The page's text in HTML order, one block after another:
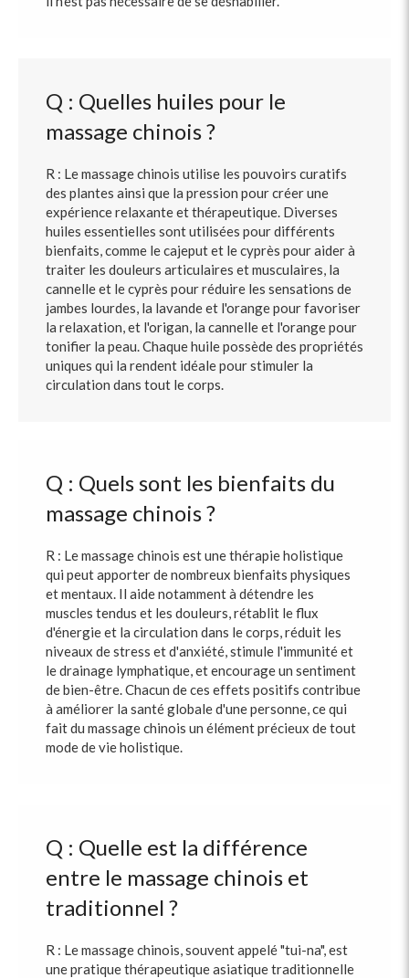
Q : Quelles huiles pour le
massage chinois ?
R : Le massage chinois utilise les pouvoirs curatifs
des plantes ainsi que la pression pour créer une
expérience relaxante et thérapeutique. Diverses
huiles essentielles sont utilisées pour différents
bienfaits, comme le cajeput et le cyprès pour aider à
traiter les douleurs articulaires et musculaires, la
cannelle et le cyprès pour réduire les sensations de
jambes lourdes, la lavande et l'orange pour favoriser
la relaxation, et l'origan, la cannelle et l'orange pour
tonifier la peau. Chaque huile possède des propriétés
uniques qui la rendent idéale pour stimuler la
circulation dans tout le corps.
Q : Quels sont les bienfaits du
massage chinois ?
R : Le massage chinois est une thérapie holistique
qui peut apporter de nombreux bienfaits physiques
et mentaux. Il aide notamment à détendre les
muscles tendus et les douleurs, rétablit le flux
d'énergie et la circulation dans le corps, réduit les
niveaux de stress et d'anxiété, stimule l'immunité et
le drainage lymphatique, et encourage un sentiment
de bien-être. Chacun de ces effets positifs contribue
à améliorer la santé globale d'une personne, ce qui
fait du massage chinois un élément précieux de tout
mode de vie holistique.
Q : Quelle est la différence
entre le massage chinois et
traditionnel ?
R : Le massage chinois, souvent appelé "tui-na", est
une pratique thérapeutique asiatique traditionnelle